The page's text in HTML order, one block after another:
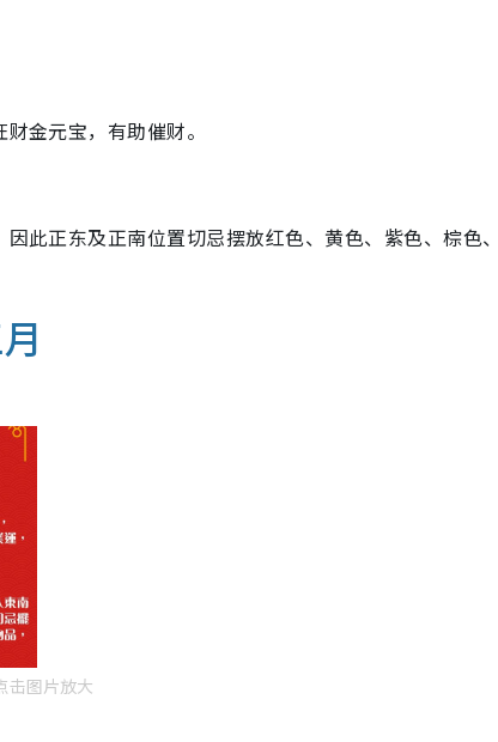
金元宝，有助催财。
此正东及正南位置切忌摆放红色、黄色、紫色、棕色
击图片放大